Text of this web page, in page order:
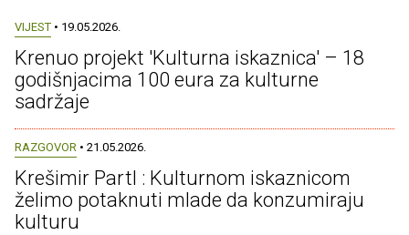
VIJEST • 19.05.2026.
Krenuo projekt 'Kulturna iskaznica' – 18
godišnjacima 100 eura za kulturne
sadržaje
RAZGOVOR • 21.05.2026.
Krešimir Partl : Kulturnom iskaznicom
želimo potaknuti mlade da konzumiraju
kulturu